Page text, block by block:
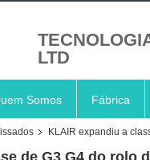
LTD
Somos Fábrica
KLAIR expandiu a
de G3 G4 do rolo